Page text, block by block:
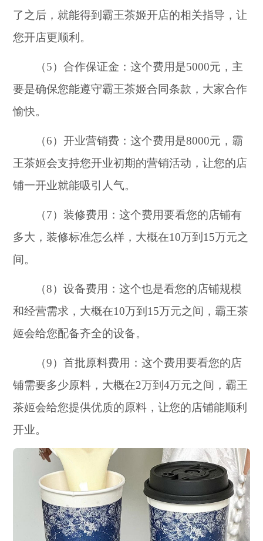
了之后，就能得到霸王茶姬开店的相关指导，让
您开店更顺利。
（5）合作保证金：这个费用是5000元，主
要是确保您能遵守霸王茶姬合同条款，大家合作
愉快。
（6）开业营销费：这个费用是8000元，霸
王茶姬会支持您开业初期的营销活动，让您的店
铺一开业就能吸引人气。
（7）装修费用：这个费用要看您的店铺有
多大，装修标准怎么样，大概在10万到15万元之
间。
（8）设备费用：这个也是看您的店铺规模
和经营需求，大概在10万到15万元之间，霸王茶
姬会给您配备齐全的设备。
（9）首批原料费用：这个费用要看您的店
铺需要多少原料，大概在2万到4万元之间，霸王
茶姬会给您提供优质的原料，让您的店铺能顺利
开业。